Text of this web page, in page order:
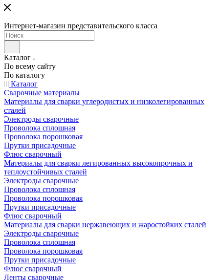
Интернет-магазин представительского класса
Каталог
По всему сайту
По каталогу
Каталог
Сварочные материалы
Материалы для сварки углеродистых и низколегированных
сталей
Электроды сварочные
Проволока сплошная
Проволока порошковая
Прутки присадочные
Флюс сварочный
Материалы для сварки легированных высокопрочных и
теплоустойчивых сталей
Электроды сварочные
Проволока сплошная
Проволока порошковая
Прутки присадочные
Флюс сварочный
Материалы для сварки нержавеющих и жаростойких сталей
Электроды сварочные
Проволока сплошная
Проволока порошковая
Прутки присадочные
Флюс сварочный
Ленты сварочные